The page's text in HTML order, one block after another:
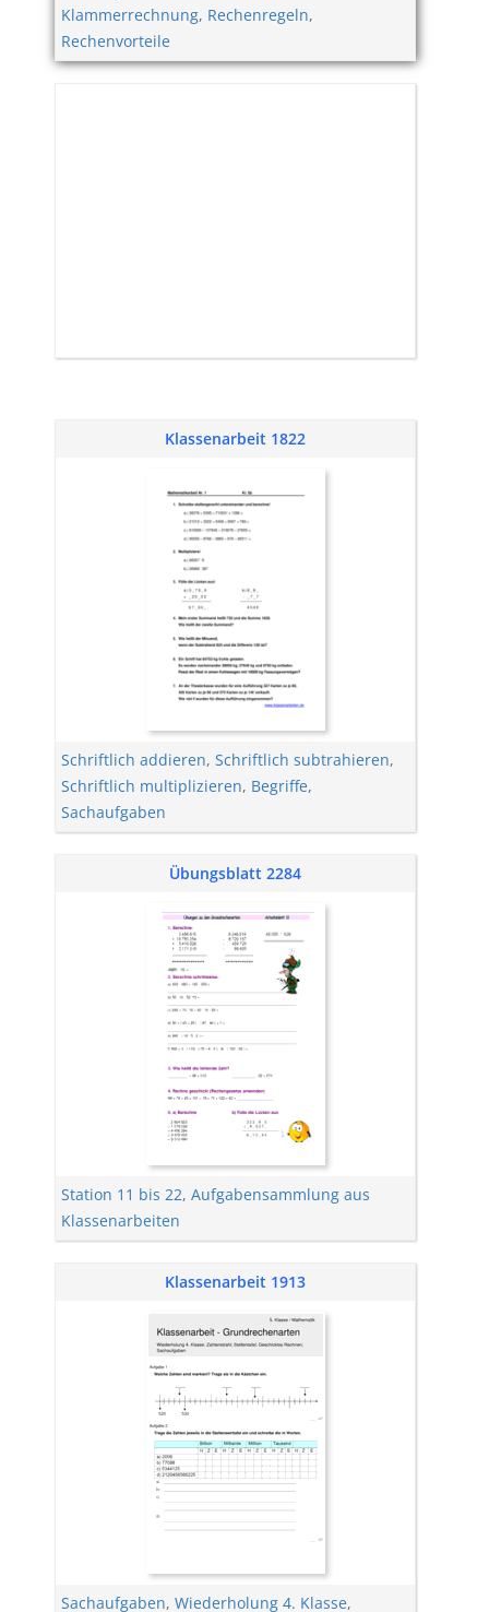
Klammerrechnung, Rechenregeln,
Rechenvorteile
Klassenarbeit 1822
Schriftlich addieren, Schriftlich subtrahieren,
Schriftlich multiplizieren, Begriffe,
Sachaufgaben
Übungsblatt 2284
Station 11 bis 22, Aufgabensammlung aus
Klassenarbeiten
Klassenarbeit 1913
Sachaufgaben, Wiederholung 4. Klasse,